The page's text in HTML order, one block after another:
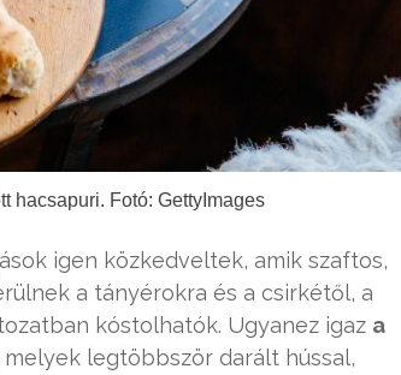
hacsapuri. Fotó: GettyImages
igen közkedveltek, amik szaftos,
a tányérokra és a csirkétől, a
kóstolhatók. Ugyanez igaz a
melyek legtöbbször darált hússal,